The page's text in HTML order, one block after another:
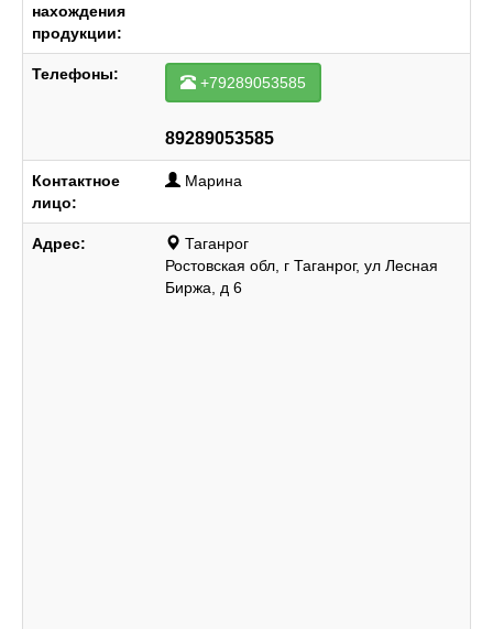
нахождения
продукции:
Телефоны: +79289053585
89289053585
Контактное
лицо:
Марина
Адрес:
Таганрог
Ростовская обл, г Таганрог, ул Лесная
Биржа, д 6